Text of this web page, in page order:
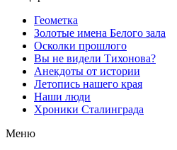
Геометка
Золотые имена Белого зала
Осколки прошлого
Вы не видели Тихонова?
Анекдоты от истории
Летопись нашего края
Наши люди
Хроники Сталинграда
Меню